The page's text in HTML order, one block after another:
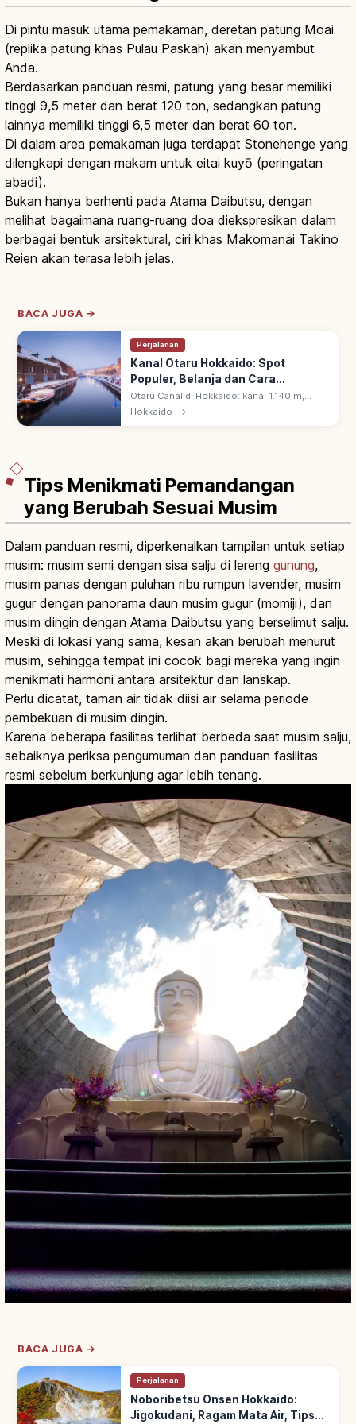
Di pintu masuk utama pemakaman, deretan patung Moai
(replika patung khas Pulau Paskah) akan menyambut
Anda.
Berdasarkan panduan resmi, patung yang besar memiliki
tinggi 9,5 meter dan berat 120 ton, sedangkan patung
lainnya memiliki tinggi 6,5 meter dan berat 60 ton.
Di dalam area pemakaman juga terdapat Stonehenge yang
dilengkapi dengan makam untuk eitai kuyō (peringatan
abadi).
Bukan hanya berhenti pada Atama Daibutsu, dengan
melihat bagaimana ruang-ruang doa diekspresikan dalam
berbagai bentuk arsitektural, ciri khas Makomanai Takino
Reien akan terasa lebih jelas.
BACA JUGA →
Perjalanan
Kanal Otaru Hokkaido: Spot
Populer, Belanja dan Cara
Berkunjung
Otaru Canal di Hokkaido: kanal 1.140 m,
dibuka 1923. Gudang batu retro di
Hokkaido →
Tips Menikmati Pemandangan
yang Berubah Sesuai Musim
Dalam panduan resmi, diperkenalkan tampilan untuk setiap
musim: musim semi dengan sisa salju di lereng gunung,
musim panas dengan puluhan ribu rumpun lavender, musim
gugur dengan panorama daun musim gugur (momiji), dan
musim dingin dengan Atama Daibutsu yang berselimut salju.
Meski di lokasi yang sama, kesan akan berubah menurut
musim, sehingga tempat ini cocok bagi mereka yang ingin
menikmati harmoni antara arsitektur dan lanskap.
Perlu dicatat, taman air tidak diisi air selama periode
pembekuan di musim dingin.
Karena beberapa fasilitas terlihat berbeda saat musim salju,
sebaiknya periksa pengumuman dan panduan fasilitas
resmi sebelum berkunjung agar lebih tenang.
BACA JUGA →
Perjalanan
Noboribetsu Onsen Hokkaido:
Jigokudani, Ragam Mata Air, Tips